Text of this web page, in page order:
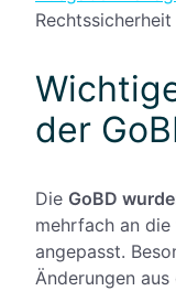
der
Die GoBD
mehrfach an
angepasst.
Änderungen aus